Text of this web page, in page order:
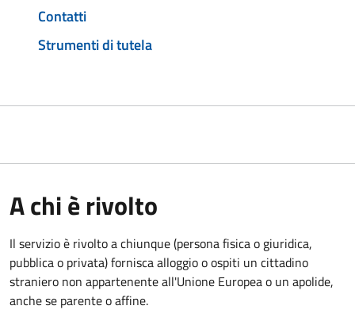
Contatti
Strumenti di tutela
A chi è rivolto
Il servizio è rivolto a chiunque (persona fisica o giuridica,
pubblica o privata) fornisca alloggio o ospiti un cittadino
straniero non appartenente all'Unione Europea o un apolide,
anche se parente o affine.